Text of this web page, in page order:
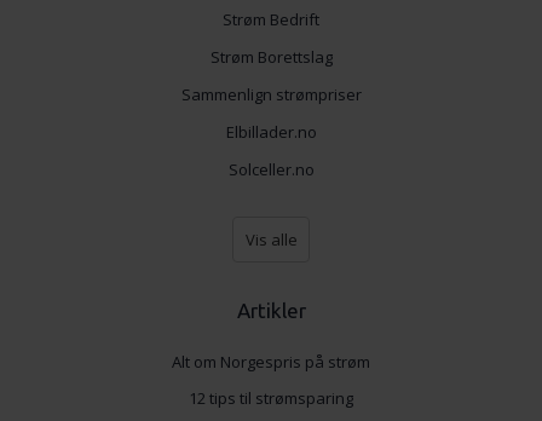
Strøm Bedrift
Strøm Borettslag
Sammenlign strømpriser
Elbillader.no
Solceller.no
Vis alle
Artikler
Alt om Norgespris på strøm
12 tips til strømsparing